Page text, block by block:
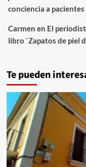
conciencia a
Carmen en El
libro `Zapatos de piel
Te pueden